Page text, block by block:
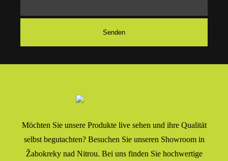
Möchten Sie unsere Produkte live sehen und ihre Qualität
selbst begutachten? Besuchen Sie unseren Showroom in
Žabokreky nad Nitrou. Bei uns finden Sie hochwertige